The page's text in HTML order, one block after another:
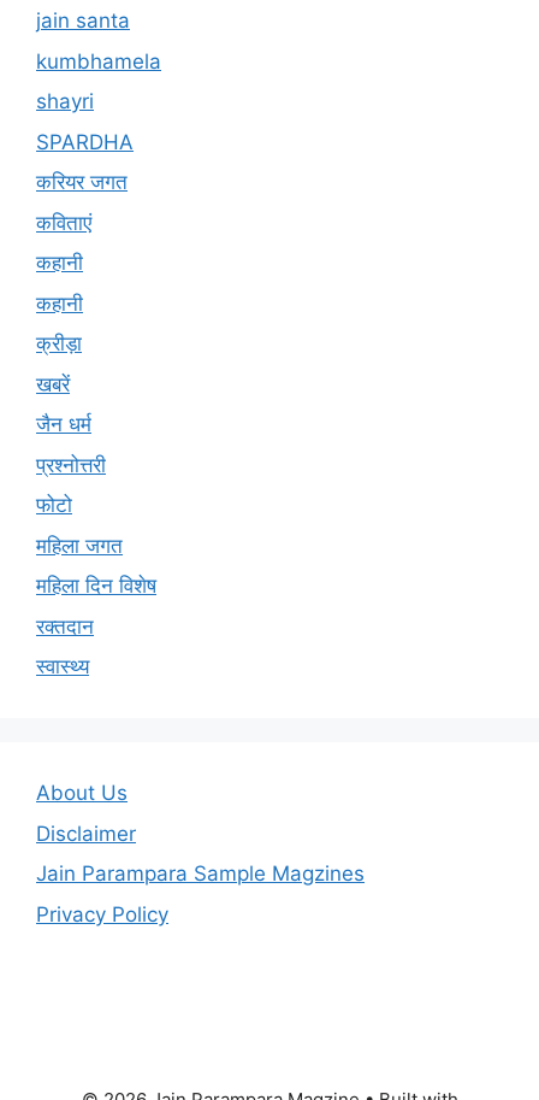
jain santa
kumbhamela
shayri
SPARDHA
करियर जगत
कविताएं
कहानी
कहानी
क्रीड़ा
खबरें
जैन धर्म
प्रश्नोत्तरी
फोटो
महिला जगत
महिला दिन विशेष
रक्तदान
स्वास्थ्य
About Us
Disclaimer
Jain Parampara Sample Magzines
Privacy Policy